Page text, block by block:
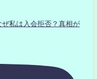
私は入会拒否？真相が